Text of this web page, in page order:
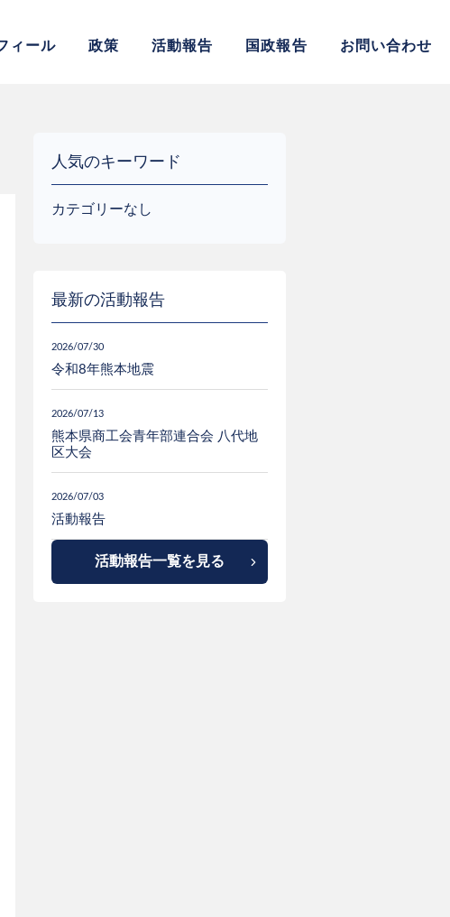
ィール 政策 活動報告 国政報告 お問い合わせ
人気のキーワード
カテゴリーなし
最新の活動報告
2026/07/30
令和8年熊本地震
2026/07/13
熊本県商工会青年部連合会 八代地
区大会
2026/07/03
活動報告
活動報告一覧を見る